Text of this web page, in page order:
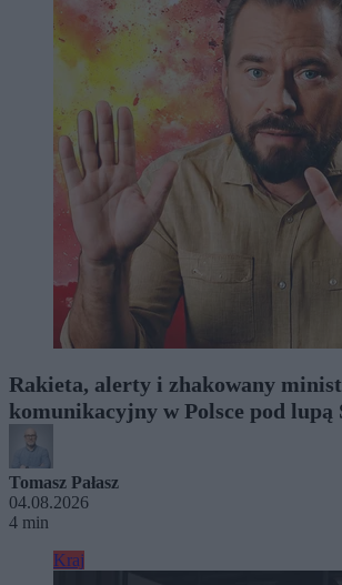
Rakieta, alerty i zhakowany
komunikacyjny w Polsce pod lupą
Tomasz Pałasz
04.08.2026
4 min
Kraj